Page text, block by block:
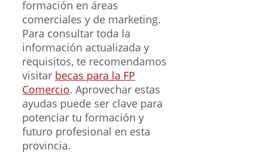
formación en áreas
comerciales y de marketing.
Para consultar toda la
información actualizada y
requisitos, te recomendamos
visitar becas para la FP
Comercio. Aprovechar estas
ayudas puede ser clave para
potenciar tu formación y
futuro profesional en esta
provincia.